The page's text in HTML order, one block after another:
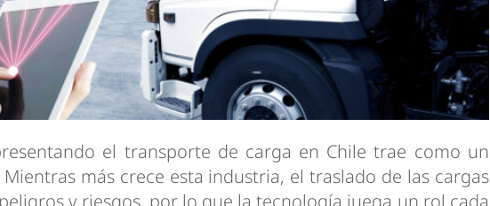
el transporte de carga en Chile trae como un
más crece esta industria, el traslado de las cargas
y riesgos, por lo que la tecnología juega un rol cada